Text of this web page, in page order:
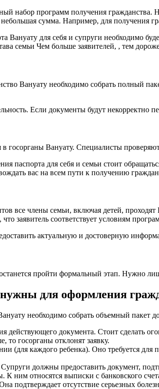
набор программ получения
небольшая сумма. Например, для
Вануату для себя и супруги необходимо
семьи Чем больше заявителей, , тем
Вануату необходимо собрать полный
Если документы будут некорректно
в госорганы Вануату. Специалисты
паспорта для себя и семьи стоит
вас на всем пути к получению
все члены семьи, включая детей,
заявитель соответствует условиям
актуальную и достоверную
пройти формальный этап. Нужно
для оформления
необходимо собрать объемный пакет
действующего документа. Стоит сделать
то госорганы отклонят заявку.
(для каждого ребенка). Оно требуется
Супруги должны предоставить документ,
ним относятся выписки с банковского
подтверждает отсутствие серьезных